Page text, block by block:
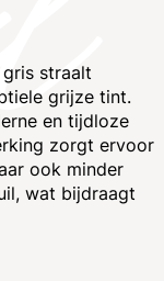
straalt
grijze tint.
en tijdloze
zorgt ervoor
ook minder
wat bijdraagt